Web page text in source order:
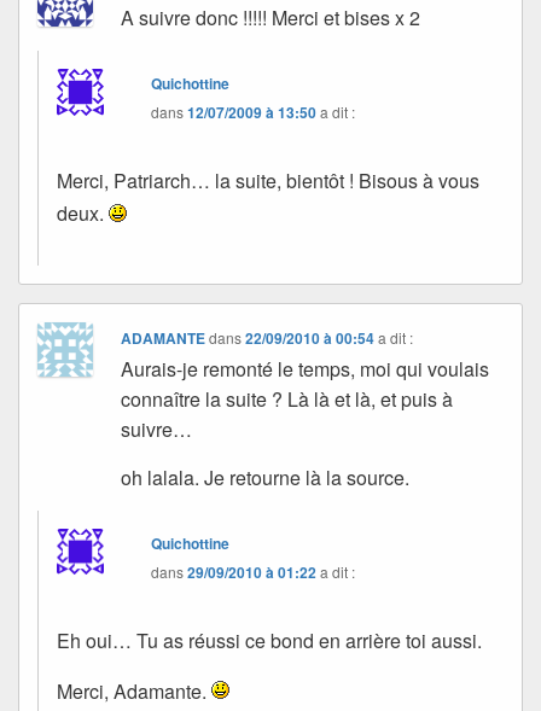
A suivre donc !!!!! Merci et bises x 2
Quichottine
dans12/07/2009 à 13:50a dit :
Merci, Patriarch… la suite, bientôt ! Bisous à vous
deux.
ADAMANTEdans22/09/2010 à 00:54 a dit :
Aurais-je remonté le temps, moi qui voulais
connaître la suite ? Là là et là, et puis à
suivre…
oh lalala. Je retourne là la source.
Quichottine
dans29/09/2010 à 01:22 a dit :
Eh oui… Tu as réussi ce bond en arrière toi aussi.
Merci, Adamante.